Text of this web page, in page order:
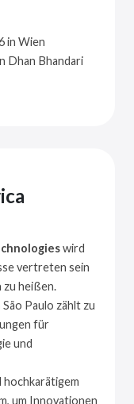
in Wien
Dhan Bhandari
wird
vertreten sein
zu heißen.
São Paulo zählt zu
für
und
hochkarätigem
um Innovationen